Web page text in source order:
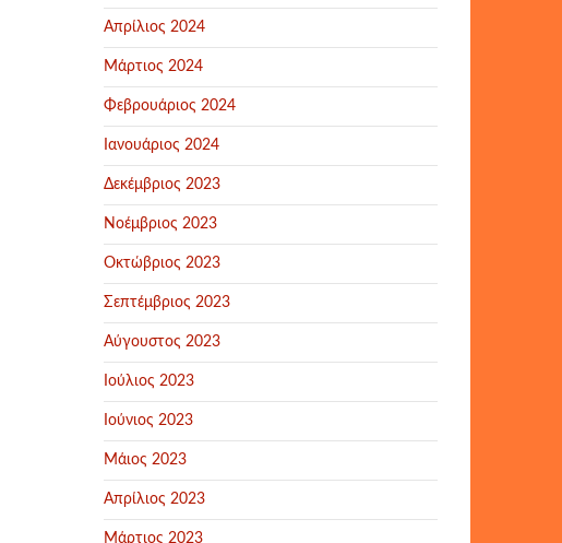
Απρίλιος 2024
Μάρτιος 2024
Φεβρουάριος 2024
Ιανουάριος 2024
Δεκέμβριος 2023
Νοέμβριος 2023
Οκτώβριος 2023
Σεπτέμβριος 2023
Αύγουστος 2023
Ιούλιος 2023
Ιούνιος 2023
Μάιος 2023
Απρίλιος 2023
Μάρτιος 2023